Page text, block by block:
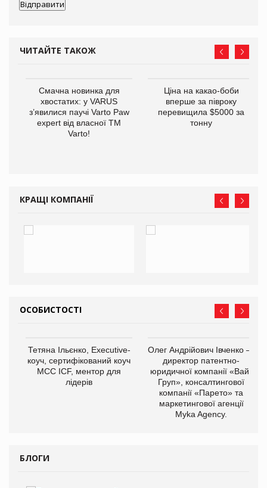
ЧИТАЙТЕ ТАКОЖ
Смачна новинка для
хвостатих: у VARUS
з’явилися паучі Varto Paw
expert від власної ТМ
Varto!
Ціна на какао-боби
вперше за півроку
перевищила $5000 за
тонну
КРАЩІ КОМПАНІЇ
ОСОБИСТОСТІ
Тетяна Ільєнко, Executive-
коуч, сертифікований коуч
МСС ICF, ментор для
лідерів
Олег Андрійович Івченко —
директор патентно-
юридичної компанії «Вайз
Груп», консалтингової
компанії «Парето» та
маркетингової агенції
Myka Agency.
БЛОГИ